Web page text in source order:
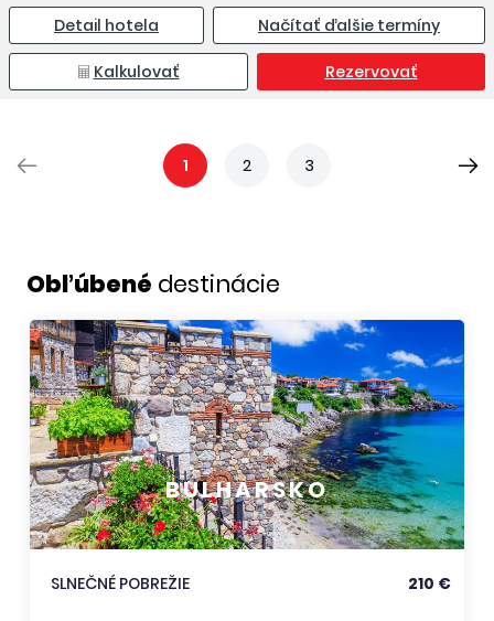
Detail hotela Načítať ďalšie termíny
Kalkulovať Rezervovať
1 2 3
Obľúbené destinácie
BULHARSKO
SLNEČNÉ POBREŽIE 210 €